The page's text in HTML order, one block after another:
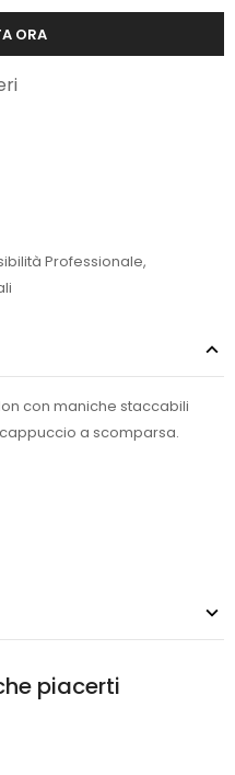
ORA
Professionale,
con maniche staccabili
a scomparsa.
piacerti